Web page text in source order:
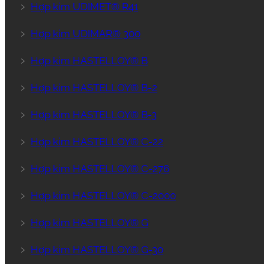
﹥ Hợp kim UDIMET® R41
﹥ Hợp kim UDIMAR® 300
﹥ Hợp kim HASTELLOY® B
﹥ Hợp kim HASTELLOY® B-2
﹥ Hợp kim HASTELLOY® B-3
﹥ Hợp kim HASTELLOY® C-22
﹥ Hợp kim HASTELLOY® C-276
﹥ Hợp kim HASTELLOY® C-2000
﹥ Hợp kim HASTELLOY® G
﹥ Hợp kim HASTELLOY® G-30